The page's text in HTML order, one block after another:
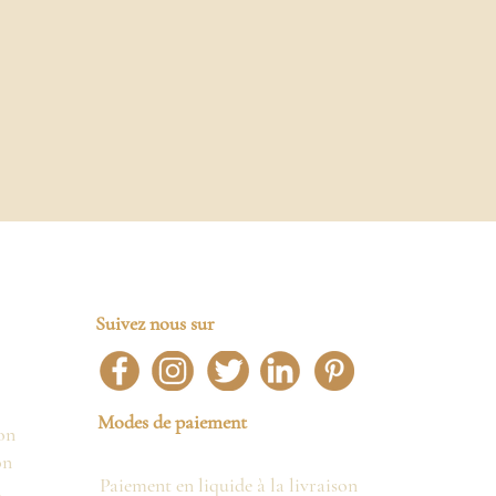
Suivez nous sur
Modes de paiement
Paiement en liquide à la livraison